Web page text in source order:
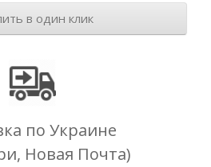
в один клик
по Украине
Новая Почта)